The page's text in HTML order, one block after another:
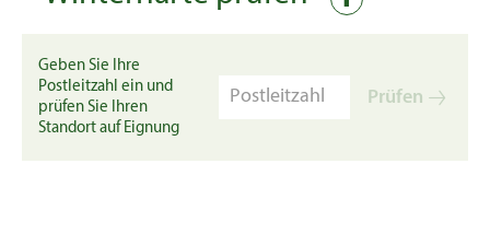
Geben Sie Ihre
Postleitzahl ein und
prüfen Sie Ihren
Standort auf Eignung
Prüfen